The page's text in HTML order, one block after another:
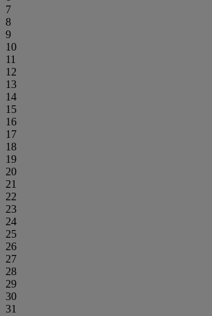
7
8
9
10
11
12
13
14
15
16
17
18
19
20
21
22
23
24
25
26
27
28
29
30
31